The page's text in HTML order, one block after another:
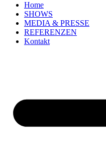
Home
SHOWS
MEDIA & PRESSE
REFERENZEN
Kontakt